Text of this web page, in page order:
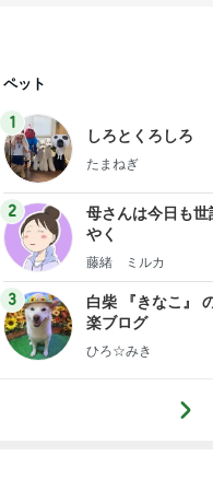
ペット
1
しろとくろしろ
たまねぎ
2
母さんは今日も世
やく
藤緒 ミルカ
3
白柴 『きなこ』
楽ブログ
ひろ☆みき